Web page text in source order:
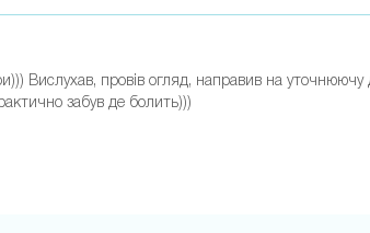
Вислухав, провів огляд, направив на
забув де болить)))